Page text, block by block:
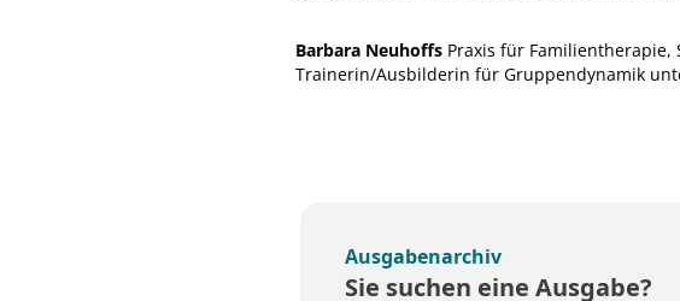
Barbara Neuhoffs Praxis für
Trainerin/Ausbilderin für Gruppendynamik
Ausgabenarchiv
Sie suchen eine Ausgabe?